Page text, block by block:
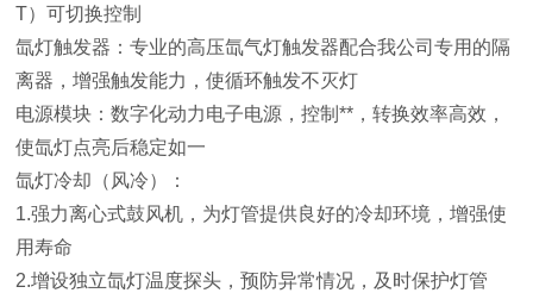
T）可切换控制
氙灯触发器：专业的高压氙气灯触发器配合我公司专用的隔
离器，增强触发能力，使循环触发不灭灯
电源模块：数字化动力电子电源，控制**，转换效率高效，
使氙灯点亮后稳定如一
氙灯冷却（风冷）：
1.强力离心式鼓风机，为灯管提供良好的冷却环境，增强使
用寿命
2.增设独立氙灯温度探头，预防异常情况，及时保护灯管